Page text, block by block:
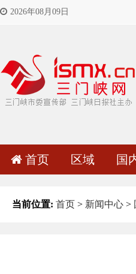
2026年08月09日
首页 区域 国
当前位置: 首页 > 新闻中心 >